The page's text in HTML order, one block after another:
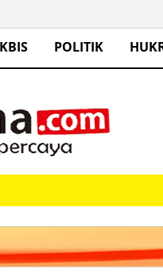
POLITIK